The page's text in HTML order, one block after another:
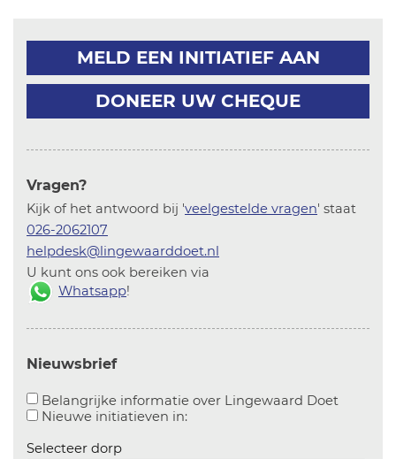
MELD EEN INITIATIEF AAN
DONEER UW CHEQUE
Vragen?
Kijk of het antwoord bij 'veelgestelde vragen' staat
026-2062107
helpdesk@lingewaarddoet.nl
U kunt ons ook bereiken via
Whatsapp!
Nieuwsbrief
Belangrijke informatie over Lingewaard Doet
Nieuwe initiatieven in:Aanvinken om informatie over
Selecteer dorp